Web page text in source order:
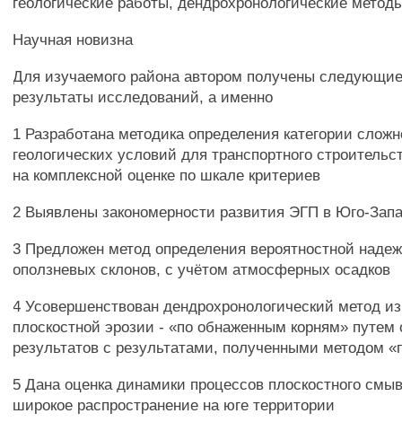
Научная новизна
Для изучаемого района автором получены
результаты исследований, а именно
1 Разработана методика определения категории
геологических условий для транспортного
на комплексной оценке по шкале критериев
2 Выявлены закономерности развития ЭГП в Юго-
3 Предложен метод определения вероятностной
оползневых склонов, с учётом атмосферных осадков
4 Усовершенствован дендрохронологический метод
плоскостной эрозии - «по обнаженным корням» путем
результатов с результатами, полученными методом
5 Дана оценка динамики процессов плоскостного
широкое распространение на юге территории